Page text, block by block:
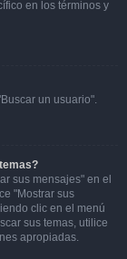
en los términos y
un usuario".
sus mensajes" en el
"Mostrar sus
clic en el menú
sus temas, utilice
apropiadas.